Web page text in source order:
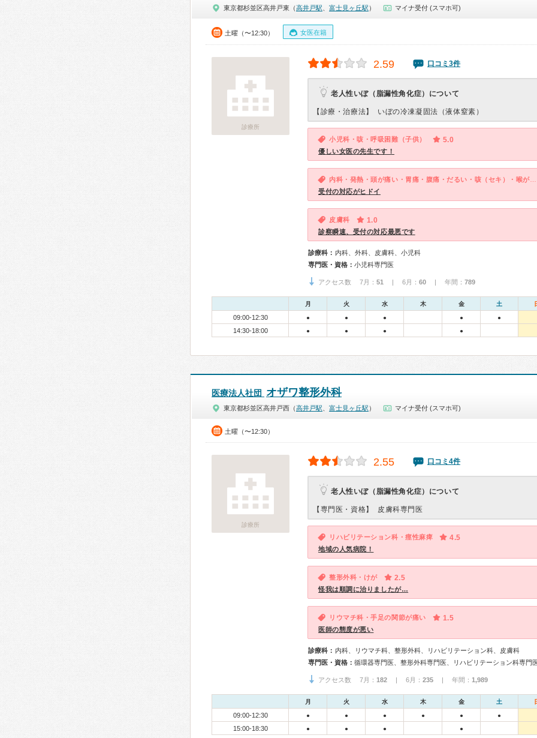
東京都杉並区高井戸東（高井戸駅 富士見ヶ丘駅 ） マイナ受付 (スマホ可)
土曜（〜12:30） 女医在籍
診療所
2.59 口コミ3件
老人性いぼ（脂漏性角化症）について
【診療・治療法】 いぼの冷凍凝固法（液体窒素）
小児科・咳・呼吸困難（子供） 5.0
優しい女医の先生です！
内科・発熱・頭が痛い・胃痛・腹痛・だるい・咳（セキ）・喉が痛い・吐き気・嘔吐・体調不良
受付の対応がヒドイ
皮膚科 1.0
診察瞬速、受付の対応最悪です
診療科： 内科、外科、皮膚科、小児科
専門医・資格： 小児科専門医
アクセス数 7月： 51 | 6月： 60 | 年間： 789
月 火 水 木 金 土
09:00-12:30 ● ● ● ● ●
14:30-18:00 ● ● ● ●
医療法人社団 オザワ整形外科
東京都杉並区高井戸西（高井戸駅 富士見ヶ丘駅 ） マイナ受付 (スマホ可)
土曜（〜12:30）
診療所
2.55 口コミ4件
老人性いぼ（脂漏性角化症）について
【専門医・資格】 皮膚科専門医
リハビリテーション科・痙性麻痺 4.5
地域の人気病院！
整形外科・けが 2.5
怪我は順調に治りましたが…
リウマチ科・手足の関節が痛い 1.5
医師の態度が悪い
診療科： 内科、リウマチ科、整形外科、リハビリテーション科、皮膚科
専門医・資格： 循環器専門医、整形外科専門医、リハビリテーション科専門
アクセス数 7月： 182 | 6月： 235 | 年間： 1,989
月 火 水 木 金 土
09:00-12:30 ● ● ● ● ● ●
15:00-18:30 ● ● ● ●